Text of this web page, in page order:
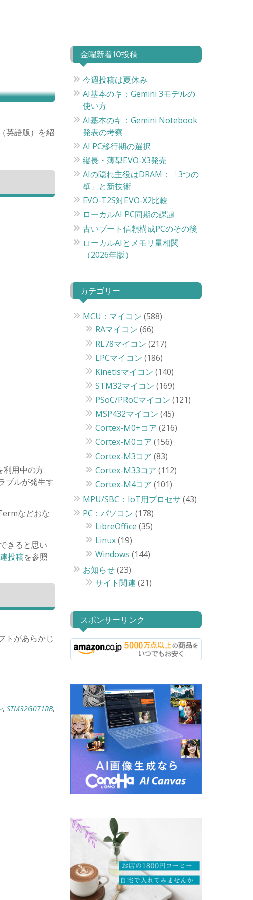
英語版）を紹
利用中の方
ブルが発生す
などおな
きると思い
投稿を参照
トがあらかじ
, STM32G071RB,
金曜新着10投稿
今週投稿は夏休み
AI基本のキ：Gemini 3モデルの
使い方
AI基本のキ：Gemini Notebook
発表の考察
AI PC移行期の選択
縦長・薄型EVO-X3発売
AIの隠れ主役はDRAM：「3つの
壁」と新技術
EVO-T2S対EVO-X2比較
ローカルAI PC同期の課題
古いブート信頼構成PCのその後
ローカルAIとメモリ量相関
（2026年版）
カテゴリー
MCU：マイコン (588)
RAマイコン (66)
RL78マイコン (217)
LPCマイコン (186)
Kinetisマイコン (140)
STM32マイコン (169)
PSoC/PRoCマイコン (121)
MSP432マイコン (45)
Cortex-M0+コア (216)
Cortex-M0コア (156)
Cortex-M3コア (83)
Cortex-M33コア (112)
Cortex-M4コア (101)
MPU/SBC：IoT用プロセサ (43)
PC：パソコン (178)
LibreOffice (35)
Linux(19)
Windows (144)
お知らせ(23)
サイト関連 (21)
スポンサーリンク